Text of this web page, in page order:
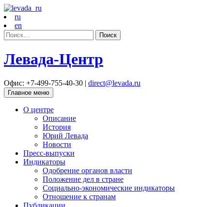
ru
en
Найти:
Левада-Центр
Офис: +7-499-755-40-30 | direct@levada.ru
Главное меню
О центре
Описание
История
Юрий Левада
Новости
Пресс-выпуски
Индикаторы
Одобрение органов власти
Положение дел в стране
Социально-экономические индикаторы
Отношение к странам
Публикации